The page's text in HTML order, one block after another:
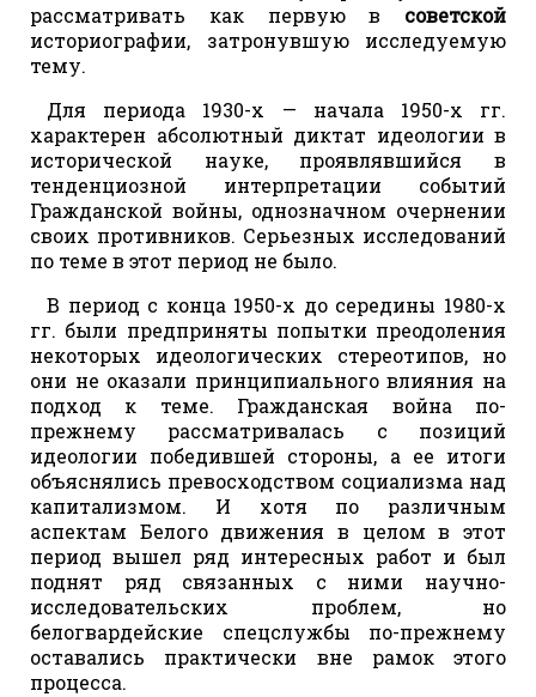
рассматривать как первую в советской
историографии, затронувшую исследуемую
тему.
Для периода 1930-х — начала 1950-х гг.
характерен абсолютный диктат идеологии в
исторической науке, проявлявшийся в
тенденциозной интерпретации событий
Гражданской войны, однозначном очернении
своих противников. Серьезных исследований
по теме в этот период не было.
В период с конца 1950-х до середины 1980-х
гг. были предприняты попытки преодоления
некоторых идеологических стереотипов, но
они не оказали принципиального влияния на
подход к теме. Гражданская война по-
прежнему рассматривалась с позиций
идеологии победившей стороны, а ее итоги
объяснялись превосходством социализма над
капитализмом. И хотя по различным
аспектам Белого движения в целом в этот
период вышел ряд интересных работ и был
поднят ряд связанных с ними научно-
исследовательских проблем, но
белогвардейские спецслужбы по-прежнему
оставались практически вне рамок этого
процесса.